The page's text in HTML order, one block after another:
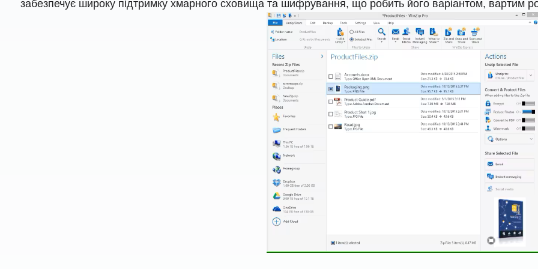
забезпечує широку підтримку хмарного сховища та шифрування, що робить його варіантом, вартим